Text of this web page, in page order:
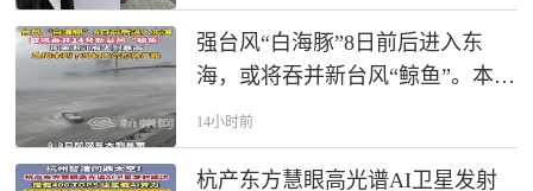
强台风“白海豚”8日前后进入东
海，或将吞并新台风“鲸鱼”。本周
末浙江有大到暴雨，沿海风力明
显增大。
14小时前
杭产东方慧眼高光谱AI卫星发射